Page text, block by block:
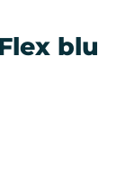
blu